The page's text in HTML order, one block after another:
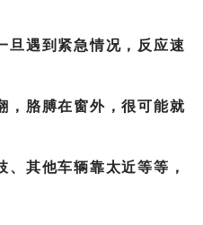
旦遇到紧急情况，反应速
，胳膊在窗外，很可能就
其他车辆靠太近等等，